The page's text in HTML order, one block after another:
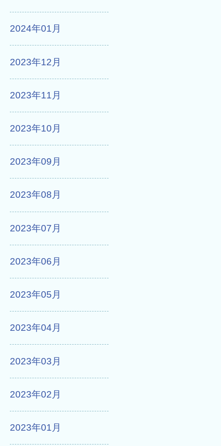
2024年01月
2023年12月
2023年11月
2023年10月
2023年09月
2023年08月
2023年07月
2023年06月
2023年05月
2023年04月
2023年03月
2023年02月
2023年01月